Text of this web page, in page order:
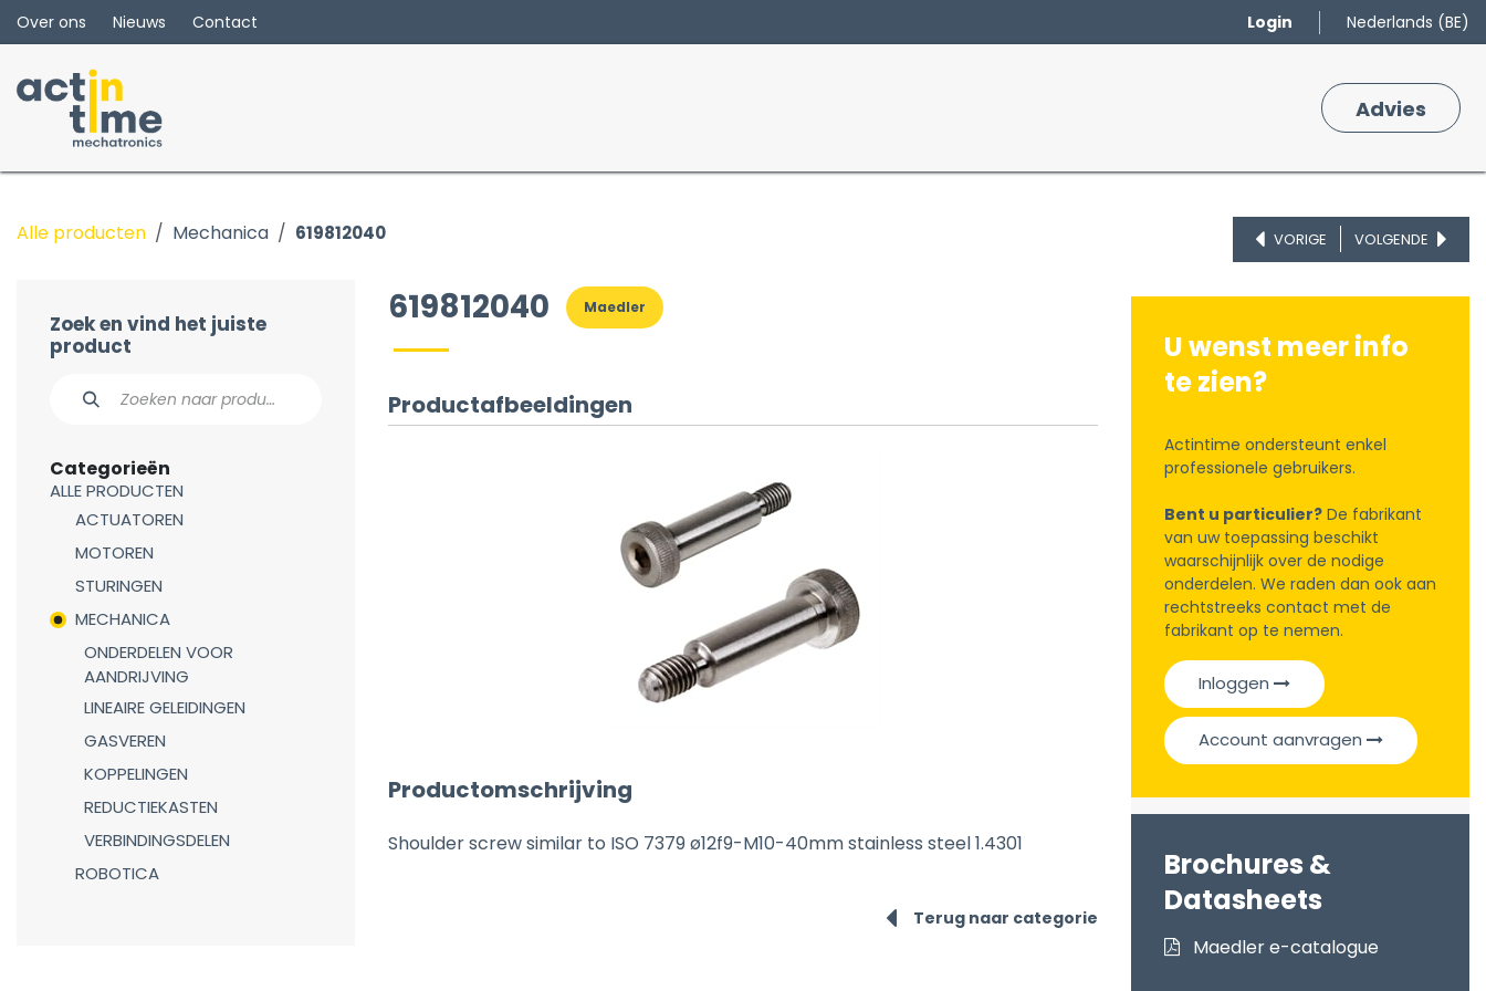
Overslaan naar inhoud
Over ons Nieuws Contact Login Nederlands (BE)
Adv​ies
Alle producten Mechanica 619812040 VORIGE VOLGENDE
Zoek en vind het juiste
product
Categorieën
ALLE PRODUCTEN
ACTUATOREN
MOTOREN
STURINGEN
MECHANICA
ONDERDELEN VOOR
AANDRIJVING
LINEAIRE GELEIDINGEN
GASVEREN
KOPPELINGEN
REDUCTIEKASTEN
VERBINDINGSDELEN
ROBOTICA
619812040 Maedler
Productafbeeldingen
Productomschrijving
Shoulder screw similar to ISO 7379 ø12f9-M10-40mm stainless steel 1.4301
Terug naar categorie
U wenst meer info
te zien?
Actintime ondersteunt enkel
professionele gebruikers.
Bent u particulier? De fabrikant
van uw toepassing beschikt
waarschijnlijk over de nodige
onderdelen. We raden dan ook aan
rechtstreeks contact met de
fabrikant op te nemen.
Inloggen
Account aanvragen
Brochures &
Datasheets
Maedler e-catalogue